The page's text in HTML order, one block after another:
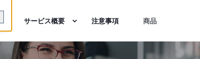
サービス概要 注意事項 商品